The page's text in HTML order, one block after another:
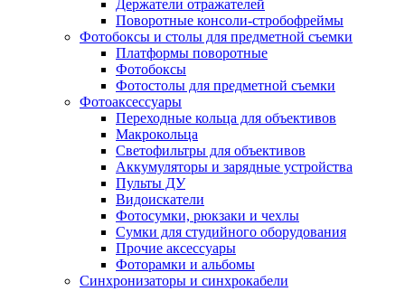
Держатели отражателей
Поворотные консоли-стробофреймы
Фотобоксы и столы для предметной съемки
Платформы поворотные
Фотобоксы
Фотостолы для предметной съемки
Фотоаксессуары
Переходные кольца для объективов
Макрокольца
Светофильтры для объективов
Аккумуляторы и зарядные устройства
Пульты ДУ
Видоискатели
Фотосумки, рюкзаки и чехлы
Сумки для студийного оборудования
Прочие аксессуары
Фоторамки и альбомы
Синхронизаторы и синхрокабели